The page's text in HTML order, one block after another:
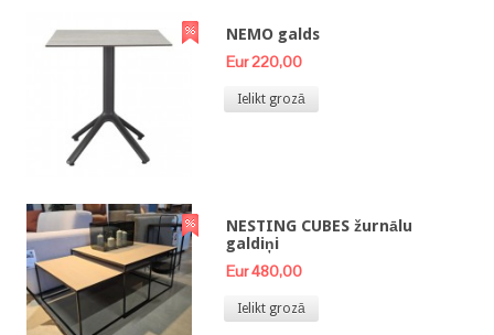
NEMO galds
Eur 220,00
Ielikt grozā
NESTING CUBES žurnālu
galdiņi
Eur 480,00
Ielikt grozā